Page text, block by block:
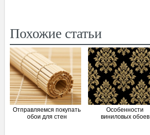
Похожие статьи
Отправляемся покупать
обои для стен
Особенности
виниловых обоев